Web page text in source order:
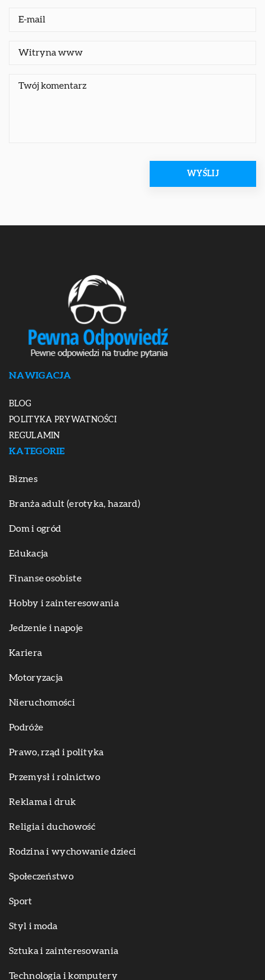
NAWIGACJA
BLOG
POLITYKA PRYWATNOŚCI
REGULAMIN
KATEGORIE
Biznes
Branża adult (erotyka, hazard)
Dom i ogród
Edukacja
Finanse osobiste
Hobby i zainteresowania
Jedzenie i napoje
Kariera
Motoryzacja
Nieruchomości
Podróże
Prawo, rząd i polityka
Przemysł i rolnictwo
Reklama i druk
Religia i duchowość
Rodzina i wychowanie dzieci
Społeczeństwo
Sport
Styl i moda
Sztuka i zainteresowania
Technologia i komputery